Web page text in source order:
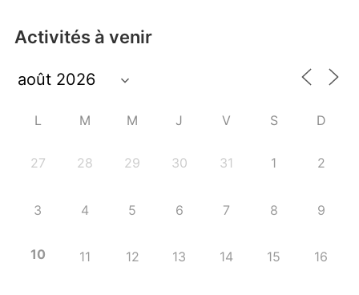
Activités à venir
L M M J V S D
27 28 29 30 31 1 2
3 4 5 6 7 8 9
10 11 12 13 14 15 16